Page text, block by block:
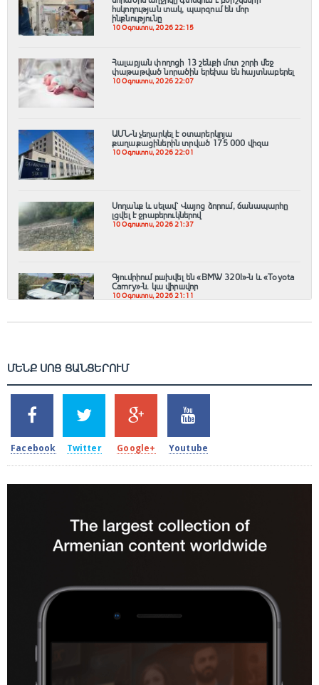
հսկողության տակ, պարզում են մոր
ինքնությունը
10 Օգոստոս, 2026 22:15
Հալաբյան փողոցի 13 շենքի մոտ շորի մեջ
փաթաթված նորածին երեխա են հայտնաբերել
10 Օգոստոս, 2026 22:07
ԱՄՆ-ն չեղարկել է օտարերկրյա
քաղաքացիներին տրված 175 000 վիզա
10 Օգոստոս, 2026 22:01
Սողանք և սելավ՝ Վայոց ձորում, ճանապարհը
լցվել է ջրաբերուկներով
10 Օգոստոս, 2026 21:37
Գյումրիում բшխվել են «BMW 320I»-ն և «Toyota
Camry»-ն․ կա վիրшվոր
10 Օգոստոս, 2026 21:11
ՄԵՆՔ ՍՈՑ ՑԱՆՑԵՐՈՒՄ
2k
SHARES
Facebook
1.5k
TWEETS
Twitter
203
SHARES
Google+
620
SHARES
Youtube